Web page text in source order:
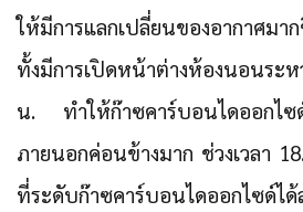
ให้มีการแลกเปลี่ยนของอากาศม
ทั้งมีการเปิดหน้าต่างห้องนอนระห
น. ทำให้ก๊าซคาร์บอนไดออกไซ
ภายนอกค่อนข้างมาก ช่วงเวลา
ที่ระดับก๊าซคาร์บอนไดออกไซด์ไ